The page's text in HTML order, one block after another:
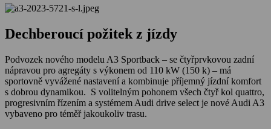
Dechberoucí požitek z jízdy
Podvozek nového modelu A3 Sportback – se čtyřprvkovou zadní
nápravou pro agregáty s výkonem od 110 kW (150 k) – má
sportovně vyvážené nastavení a kombinuje příjemný jízdní komfort
s dobrou dynamikou. S volitelným pohonem všech čtyř kol quattro,
progresivním řízením a systémem Audi drive select je nové Audi A3
vybaveno pro téměř jakoukoliv trasu.